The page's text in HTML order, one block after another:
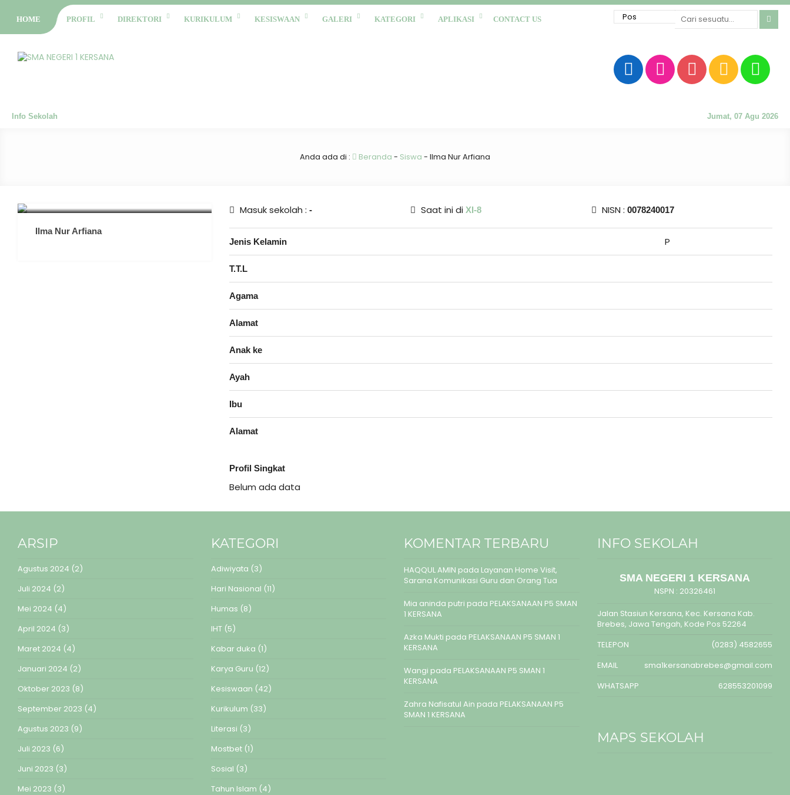
HOME PROFIL DIREKTORI KURIKULUM KESISWAAN GALERI KATEGORI APLIKASI CONTACT US
Info Sekolah Jumat, 07 Agu 2026
Anda ada di : Beranda - Siswa - Ilma Nur Arfiana
Ilma Nur Arfiana
Masuk sekolah : - Saat ini di XI-8 NISN : 0078240017
Jenis Kelamin P
T.T.L
Agama
Alamat
Anak ke
Ayah
Ibu
Alamat
Profil Singkat
Belum ada data
ARSIP
Agustus 2024 (2)
Juli 2024 (2)
Mei 2024 (4)
April 2024 (3)
Maret 2024 (4)
Januari 2024 (2)
Oktober 2023 (8)
September 2023 (4)
Agustus 2023 (9)
Juli 2023 (6)
Juni 2023 (3)
Mei 2023 (3)
KATEGORI
Adiwiyata (3)
Hari Nasional (11)
Humas (8)
IHT(5)
Kabar duka (1)
Karya Guru (12)
Kesiswaan (42)
Kurikulum (33)
Literasi (3)
Mostbet(1)
Sosial (3)
Tahun Islam (4)
KOMENTAR TERBARU
HAQQUL AMIN pada Layanan Home Visit,
Sarana Komunikasi Guru dan Orang Tua
Mia aninda putri pada PELAKSANAAN P5 SMAN
1 KERSANA
Azka Mukti pada PELAKSANAAN P5 SMAN 1
KERSANA
Wangi pada PELAKSANAAN P5 SMAN 1
KERSANA
Zahra Nafisatul Ain pada PELAKSANAAN P5
SMAN 1 KERSANA
INFO SEKOLAH
SMA NEGERI 1 KERSANA
NSPN : 20326461
Jalan Stasiun Kersana, Kec. Kersana Kab.
Brebes, Jawa Tengah, Kode Pos 52264
TELEPON
(0283) 4582655
EMAIL
sma1kersanabrebes@gmail.com
WHATSAPP
628553201099
MAPS SEKOLAH